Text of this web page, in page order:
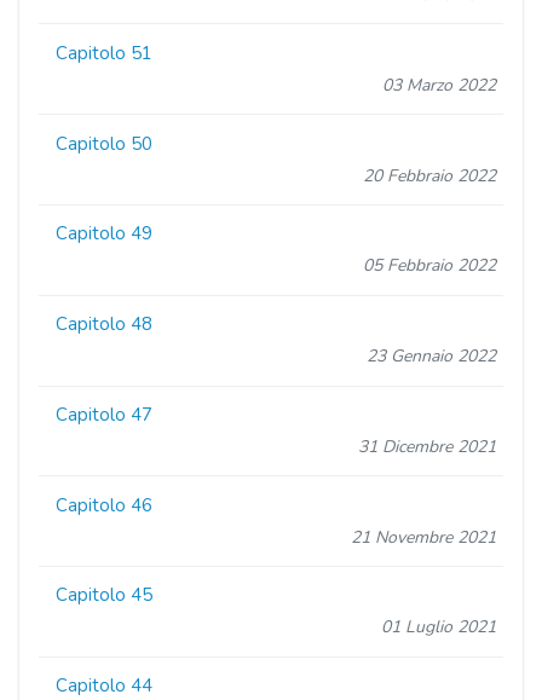
Capitolo 51
03 Marzo 2022
Capitolo 50
20 Febbraio 2022
Capitolo 49
05 Febbraio 2022
Capitolo 48
23 Gennaio 2022
Capitolo 47
31 Dicembre 2021
Capitolo 46
21 Novembre 2021
Capitolo 45
01 Luglio 2021
Capitolo 44